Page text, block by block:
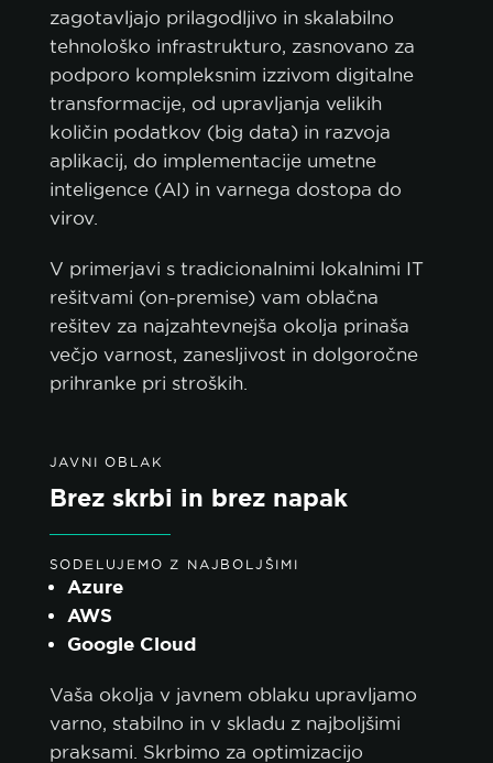
zagotavljajo prilagodljivo in skalabilno
tehnološko infrastrukturo, zasnovano za
podporo kompleksnim izzivom digitalne
transformacije, od upravljanja velikih
količin podatkov (big data) in razvoja
aplikacij, do implementacije umetne
inteligence (AI) in varnega dostopa do
virov.
V primerjavi s tradicionalnimi lokalnimi IT
rešitvami (on-premise) vam oblačna
rešitev za najzahtevnejša okolja prinaša
večjo varnost, zanesljivost in dolgoročne
prihranke pri stroških.
JAVNI OBLAK
Brez skrbi in brez napak
SODELUJEMO Z NAJBOLJŠIMI
Azure
AWS
Google Cloud
Vaša okolja v javnem oblaku upravljamo
varno, stabilno in v skladu z najboljšimi
praksami. Skrbimo za optimizacijo